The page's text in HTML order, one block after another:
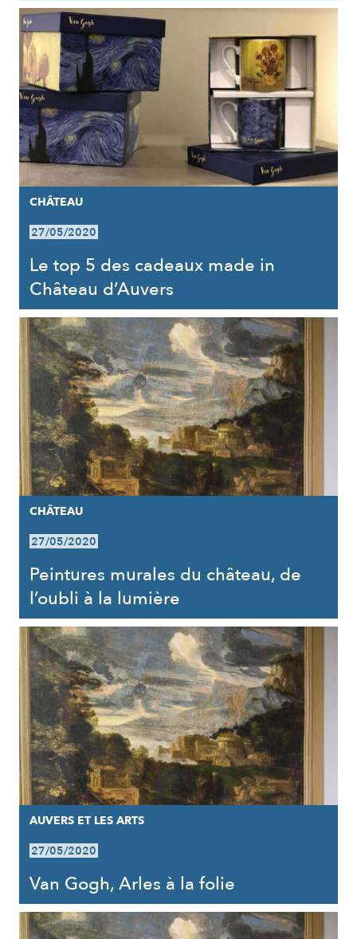
CHÂTEAU
27/05/2020
Le top 5 des cadeaux made in
Château d’Auvers
CHÂTEAU
27/05/2020
Peintures murales du château, de
l’oubli à la lumière
AUVERS ET LES ARTS
27/05/2020
Van Gogh, Arles à la folie